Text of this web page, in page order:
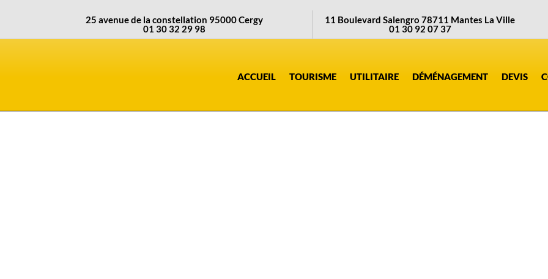
25 avenue de la constellation 95000 Cergy
01 30 32 29 98
11 Boulevard Salengro 78711 Mantes La Ville
01 30 92 07 37
ACCUEIL TOURISME UTILITAIRE DÉMÉNAGEMENT DEVIS